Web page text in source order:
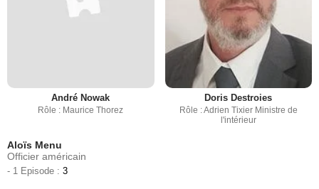
André Nowak
Rôle : Maurice Thorez
Doris Destroies
Rôle : Adrien Tixier Ministre de
l'intérieur
Aloïs Menu
Officier américain
- 1 Episode : 3